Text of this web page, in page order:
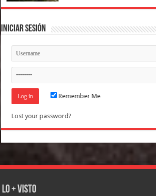
Iniciar Sesión
Remember Me
Lost your password?
Lo + Visto